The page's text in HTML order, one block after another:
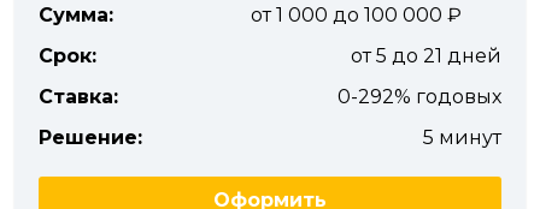
Сумма:
от 1 000 до 100 000
Срок:
от 5 до 21 дней
Ставка:
0-292% годовых
Решение:
5 минут
Оформить